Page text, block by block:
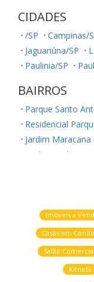
CIDADES
/SP Campinas/
Jaguariúna/SP
Paulinia/SP
BAIRROS
Parque Santo
Residencial
Jardim
Jardim Puch
Imóveis a
Casas em
Salão Comercial
Kitnets